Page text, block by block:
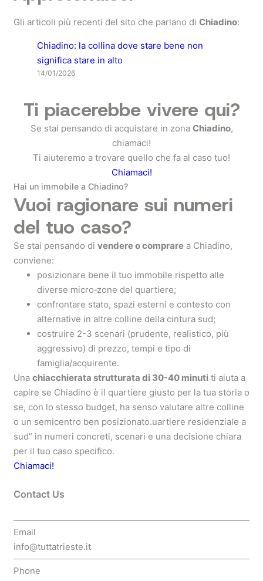
Gli articoli più recenti del sito che parlano di Chiadino:
Chiadino: la collina dove stare bene non
significa stare in alto
14/01/2026
Ti piacerebbe vivere qui?
Se stai pensando di acquistare in zona Chiadino,
chiamaci!
Ti aiuteremo a trovare quello che fa al caso tuo!
Chiamaci!
Hai un immobile a Chiadino?
Vuoi ragionare sui numeri
del tuo caso?
Se stai pensando di vendere o comprare a Chiadino,
conviene:
posizionare bene il tuo immobile rispetto alle
diverse micro‑zone del quartiere;
confrontare stato, spazi esterni e contesto con
alternative in altre colline della cintura sud;
costruire 2-3 scenari (prudente, realistico, più
aggressivo) di prezzo, tempi e tipo di
famiglia/acquirente.
Una chiacchierata strutturata di 30-40 minuti ti aiuta a
capire se Chiadino è il quartiere giusto per la tua storia o
se, con lo stesso budget, ha senso valutare altre colline
o un semicentro ben posizionato.uartiere residenziale a
sud” in numeri concreti, scenari e una decisione chiara
per il tuo caso specifico.
Chiamaci!
Contact Us
Email
info@tuttatrieste.it
Phone